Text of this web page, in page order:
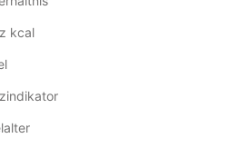
kcal